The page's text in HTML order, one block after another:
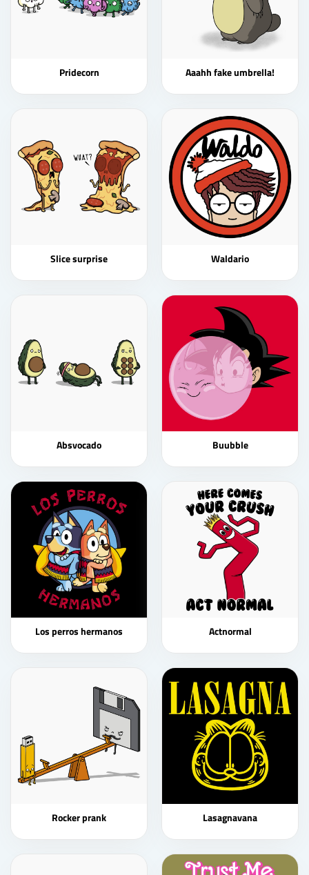
Pridecorn Aaahh fake umbrella!
Slice surprise Waldario
Absvocado Buubble
Los perros hermanos Actnormal
Rocker prank Lasagnavana